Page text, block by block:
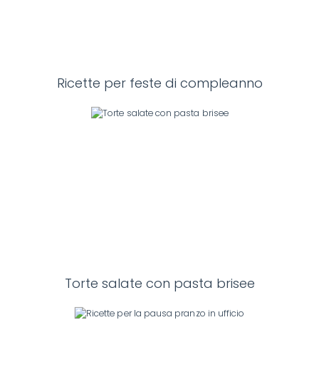
Ricette per feste di compleanno
Torte salate con pasta brisee